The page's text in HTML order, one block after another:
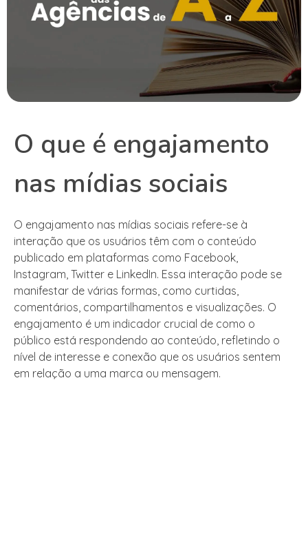
O que é engajamento
nas mídias sociais
O engajamento nas mídias sociais refere-se à
interação que os usuários têm com o conteúdo
publicado em plataformas como Facebook,
Instagram, Twitter e LinkedIn. Essa interação pode se
manifestar de várias formas, como curtidas,
comentários, compartilhamentos e visualizações. O
engajamento é um indicador crucial de como o
público está respondendo ao conteúdo, refletindo o
nível de interesse e conexão que os usuários sentem
em relação a uma marca ou mensagem.